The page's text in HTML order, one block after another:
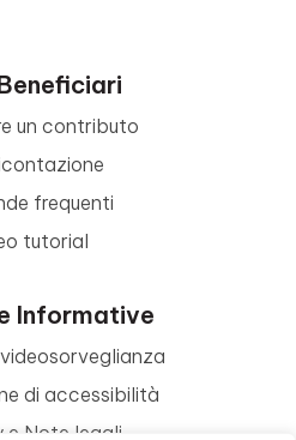
un contributo
frequenti
tutorial
Informative
di accessibilità
e Note legali